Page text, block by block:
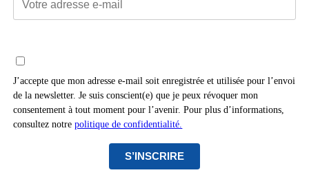
J’accepte que mon adresse e-mail soit enregistrée et utilisée pour l’envoi
de la newsletter. Je suis conscient(e) que je peux révoquer mon
consentement à tout moment pour l’avenir. Pour plus d’informations,
consultez notrepolitique de confidentialité.
S’INSCRIRE